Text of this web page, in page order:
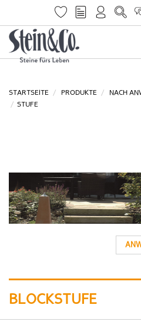
STARTSEITE PRODUKTE NACH
STUFE
BLOCKSTUFE